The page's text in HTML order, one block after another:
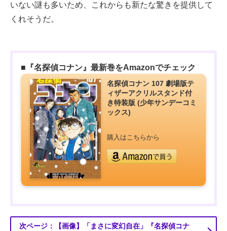
いない謎も多いため、これからも新たな驚きを提供して
くれそうだ。
■『名探偵コナン』最新巻をAmazonでチェック
名探偵コナン 107 劇場版テ
ィザーアクリルスタンド付
き特装版 (少年サンデーコミ
ックス)
購入はこちらから
次ページ：【画像】「まさに変幻自在」『名探偵コナ